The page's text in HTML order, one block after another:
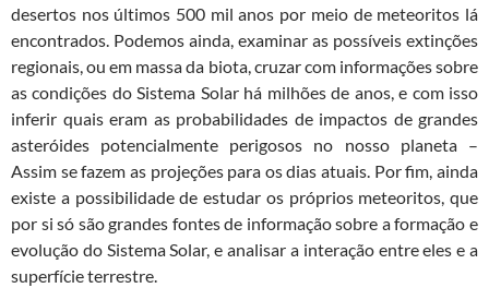
desertos nos últimos 500 mil anos por meio de meteoritos lá
encontrados. Podemos ainda, examinar as possíveis extinções
regionais, ou em massa da biota, cruzar com informações sobre
as condições do Sistema Solar há milhões de anos, e com isso
inferir quais eram as probabilidades de impactos de grandes
asteróides potencialmente perigosos no nosso planeta –
Assim se fazem as projeções para os dias atuais. Por fim, ainda
existe a possibilidade de estudar os próprios meteoritos, que
por si só são grandes fontes de informação sobre a formação e
evolução do Sistema Solar, e analisar a interação entre eles e a
superfície terrestre.